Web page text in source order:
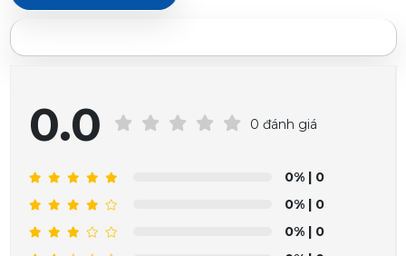
0.0 0 đánh giá
0% | 0
0% | 0
0% | 0